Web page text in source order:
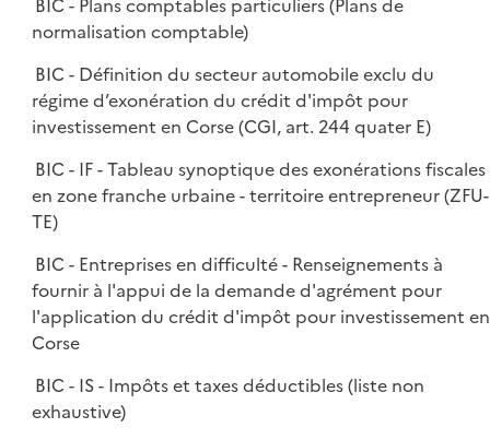
BIC - Plans comptables particuliers (Plans de
normalisation comptable)
BIC - Définition du secteur automobile exclu du
régime d’exonération du crédit d'impôt pour
investissement en Corse (CGI, art. 244 quater E)
BIC - IF - Tableau synoptique des exonérations fiscales
en zone franche urbaine - territoire entrepreneur (ZFU-
TE)
BIC - Entreprises en difficulté - Renseignements à
fournir à l'appui de la demande d'agrément pour
l'application du crédit d'impôt pour investissement en
Corse
BIC - IS - Impôts et taxes déductibles (liste non
exhaustive)